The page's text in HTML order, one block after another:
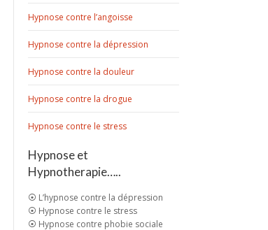
Hypnose contre l’angoisse
Hypnose contre la dépression
Hypnose contre la douleur
Hypnose contre la drogue
Hypnose contre le stress
Hypnose et
Hypnotherapie…..
⦿ L’hypnose contre la dépression
⦿ Hypnose contre le stress
⦿ Hypnose contre phobie sociale